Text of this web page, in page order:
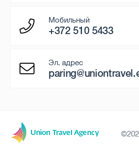
Мобильный
+372 510 5433
Эл. адрес